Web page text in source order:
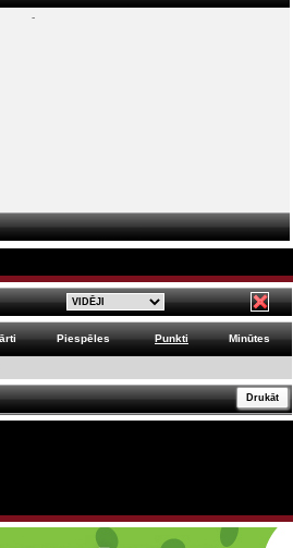
-
Piespēles Punkti Minūtes
Drukāt